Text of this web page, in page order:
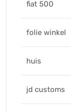
fiat 500
folie winkel
huis
jd customs